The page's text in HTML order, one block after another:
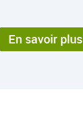
En savoir plus